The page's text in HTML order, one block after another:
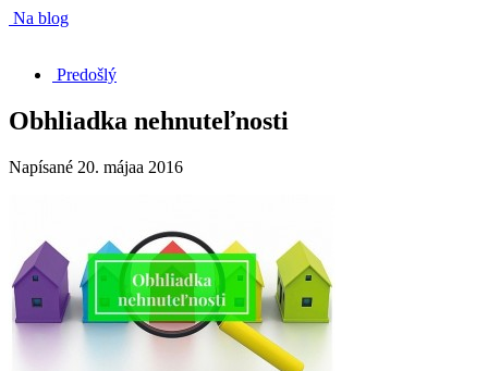
Na blog
Predošlý
Obhliadka nehnuteľnosti
Napísané 20. májaa 2016